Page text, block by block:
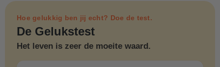
Hoe gelukkig ben jij echt? Doe de test.
De Gelukstest
Het leven is zeer de moeite waard.